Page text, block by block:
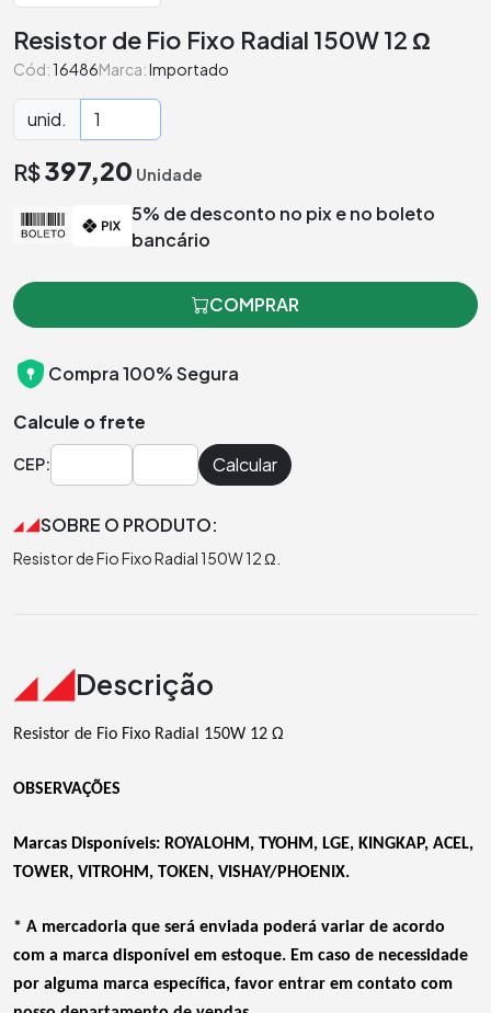
Resistor de Fio Fixo Radial 150W 12 Ω
Cód:16486Marca:Importado
unid.
R$397,20 Unidade
5% de desconto no pix e no boleto
bancário
COMPRAR
Compra 100% Segura
Calcule o frete
CEP: Calcular
SOBRE O PRODUTO:
Resistor de Fio Fixo Radial 150W 12 Ω.
Descrição
Resistor de Fio Fixo Radial 150W 12 Ω
OBSERVAÇÕES
Marcas Disponíveis: ROYALOHM, TYOHM, LGE, KINGKAP, ACEL,
TOWER, VITROHM, TOKEN, VISHAY/PHOENIX.
* A mercadoria que será enviada poderá variar de acordo
com a marca disponível em estoque. Em caso de necessidade
por alguma marca específica, favor entrar em contato com